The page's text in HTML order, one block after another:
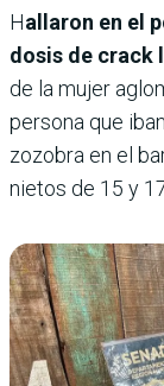
Hallaron en el
dosis de crack
de la mujer
persona que
zozobra en el
nietos de 15 y